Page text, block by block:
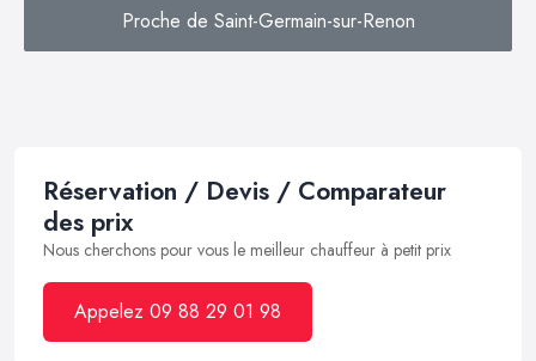
Proche de Saint-Germain-sur-Renon
Réservation / Devis / Comparateur
des prix
Nous cherchons pour vous le meilleur chauffeur à petit prix
Appelez 09 88 29 01 98